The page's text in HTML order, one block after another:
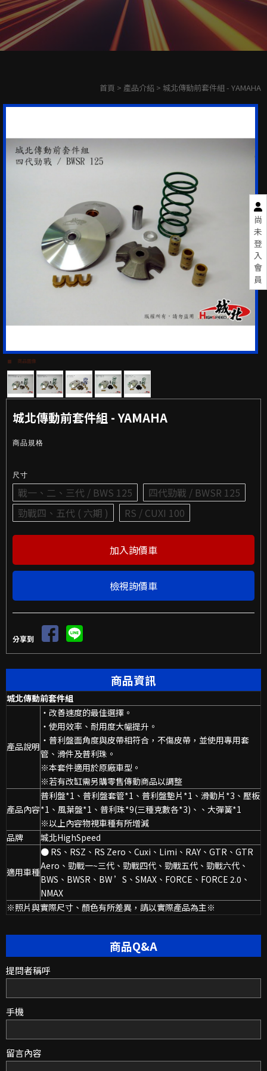
尚
未
登
入
會
員
首頁 > 產品介紹 > 城北傳動前套件組 - YAMAHA
商品圖像
城北傳動前套件組 - YAMAHA
商品規格
尺寸
戰一、二、三代 / BWS 125
四代勁戰 / BWSR 125
勁戰四、五代 ( 六期 )
RS / CUXI 100
檢視詢價車
分享到
商品資訊
城北傳動前套件組
產品說明
‧改善速度的最佳選擇。
‧使用效率、耐用度大幅提升。
‧普利盤面角度與皮帶相符合，不傷皮帶，並使用專用套
管、滑件及普利珠。
※本套件適用於原廠車型。
※若有改缸需另購零售傳動商品以調整
產品內容
普利盤*1、普利盤套管*1、普利盤墊片*1、滑動片*3、壓板
*1、風葉盤*1、普利珠*9(三種克數各*3)、、大彈簧*1
※以上內容物視車種有所增減
品牌
城北HighSpeed
適用車種
● RS、RSZ、RS Zero、Cuxi、Limi、RAY、GTR、GTR
Aero、勁戰一~三代、勁戰四代、勁戰五代、勁戰六代、
BWS、BWSR、BW ’S、SMAX、FORCE、FORCE 2.0、
NMAX
※照片與實際尺寸、顏色有所差異，請以實際產品為主※
商品Q&A
提問者稱呼
手機
留言內容